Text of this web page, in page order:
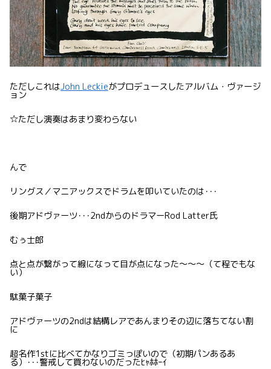
ただしこれはJohn Leckieがプロデュースしたアルバム・ヴァージ
ョン
☆ただし演奏はあまり変わらない
んで
リングス／マニアックスでドラムを叩いていたのは･･･
後期アドヴァーツ･･･2ndからのドラマーRod Latter氏
むぅ士郎
点と点が繋がって線になって目が点になった〜〜〜（て程でもな
い）
駄菓子菓子
アドヴァーツの2ndは結構レアであんまりその辺に落ちてない割
に
超名作1stに比べてかなりゴミっぽいので（初期パンあるあ
る）･･･警戒して買わないのだったﾋｬﾎﾎｰｲ